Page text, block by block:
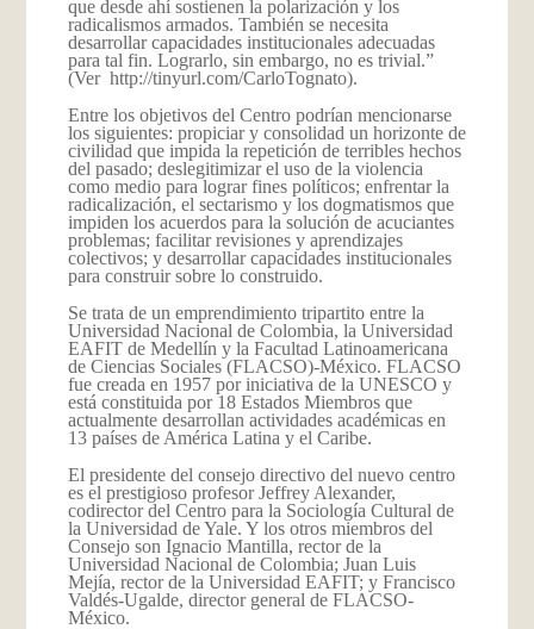
que desde ahí sostienen la polarización y los
radicalismos armados. También se necesita
desarrollar capacidades institucionales adecuadas
para tal fin. Lograrlo, sin embargo, no es trivial.”
(Ver http://tinyurl.com/CarloTognato).
Entre los objetivos del Centro podrían mencionarse
los siguientes: propiciar y consolidad un horizonte de
civilidad que impida la repetición de terribles hechos
del pasado; deslegitimizar el uso de la violencia
como medio para lograr fines políticos; enfrentar la
radicalización, el sectarismo y los dogmatismos que
impiden los acuerdos para la solución de acuciantes
problemas; facilitar revisiones y aprendizajes
colectivos; y desarrollar capacidades institucionales
para construir sobre lo construido.
Se trata de un emprendimiento tripartito entre la
Universidad Nacional de Colombia, la Universidad
EAFIT de Medellín y la Facultad Latinoamericana
de Ciencias Sociales (FLACSO)-México. FLACSO
fue creada en 1957 por iniciativa de la UNESCO y
está constituida por 18 Estados Miembros que
actualmente desarrollan actividades académicas en
13 países de América Latina y el Caribe.
El presidente del consejo directivo del nuevo centro
es el prestigioso profesor Jeffrey Alexander,
codirector del Centro para la Sociología Cultural de
la Universidad de Yale. Y los otros miembros del
Consejo son Ignacio Mantilla, rector de la
Universidad Nacional de Colombia; Juan Luis
Mejía, rector de la Universidad EAFIT; y Francisco
Valdés-Ugalde, director general de FLACSO-
México.